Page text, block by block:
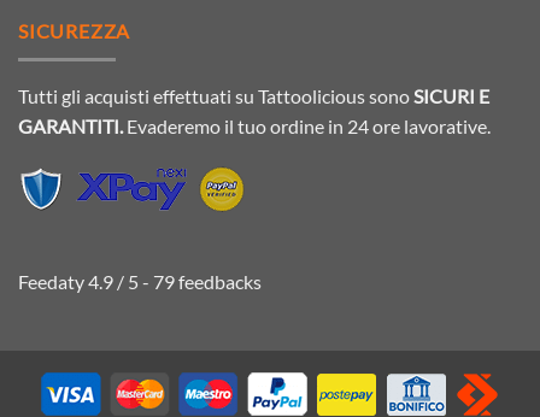
SICUREZZA
Tutti gli acquisti effettuati su Tattoolicious sonoSICURI E
GARANTITI.Evaderemo il tuo ordine in 24 ore lavorative.
Feedaty4.9 / 5 - 79feedbacks